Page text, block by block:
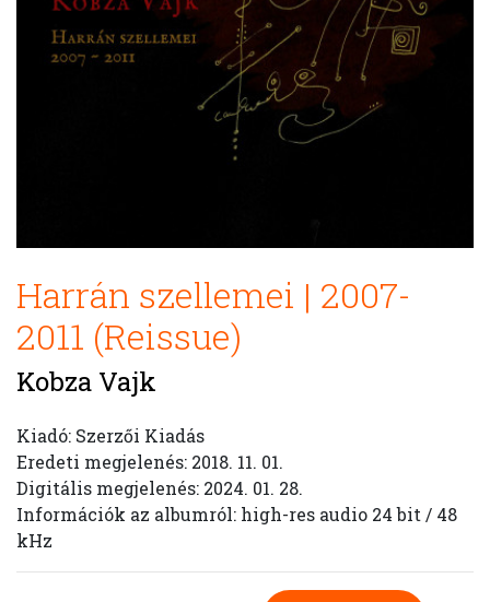
Harr​á​n szellemei | 2007​-​
2011 (Reissue)
Kobza Vajk
Kiadó: Szerzői Kiadás
Eredeti megjelenés: 2018. 11. 01.
Digitális megjelenés: 2024. 01. 28.
Információk az albumról: high-res audio 24 bit / 48
kHz